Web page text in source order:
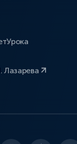
Лазарева